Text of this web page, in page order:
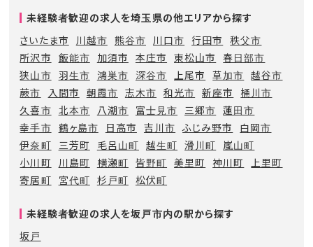
未経験者歓迎の求人を埼玉県の他エリアから探す
さいたま市
川越市 熊谷市 川口市 行田市
秩父市
所沢市
飯能市 加須市 本庄市 東松山市
春日部市
狭山市
羽生市 鴻巣市 深谷市 上尾市 草加市
越谷市
蕨市
入間市 朝霞市 志木市 和光市 新座市
桶川市
久喜市
北本市 八潮市 富士見市 三郷市
蓮田市
幸手市
鶴ヶ島市 日高市 吉川市 ふじみ野市
白岡市
伊奈町
三芳町 毛呂山町 越生町 滑川町
嵐山町
小川町
川島町 横瀬町 皆野町 美里町 神川町
上里町
寄居町
宮代町 杉戸町 松伏町
未経験者歓迎の求人を坂戸市内の駅から探す
坂戸